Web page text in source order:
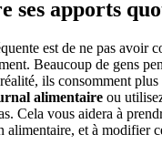
ses apports
est de ne pas avoir
Beaucoup de gens
ils consomment
alimentaire ou
Cela vous aidera à
alimentaire, et à modifier